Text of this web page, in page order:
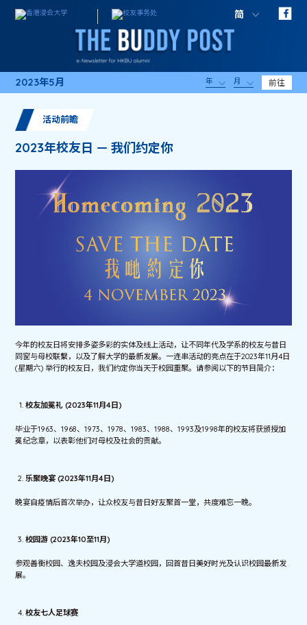
简
2023年5月 年 月 前往
活动前瞻
2023年校友日 — 我们约定你
今年的校友日将安排多姿多彩的实体及线上活动，让不同年代及学系的校友与昔日
同窗与母校联繫，以及了解大学的最新发展。一连串活动的亮点在于2023年11月4日
(星期六) 举行的校友日，我们约定你当天于校园重聚。请参阅以下的节目简介：
校友加冕礼 (2023年11月4日)
毕业于1963、1968、1973、1978、1983、1988、1993及1998年的校友将获颁授加
冕纪念章，以表彰他们对母校及社会的贡献。
乐聚晚宴 (2023年11月4日)
晚宴自疫情后首次举办，让众校友与昔日好友聚首一堂，共度难忘一晚。
校园游 (2023年10至11月)
参观善衡校园、逸夫校园及浸会大学道校园，回首昔日美好时光及认识校园最新发
展。
校友七人足球赛